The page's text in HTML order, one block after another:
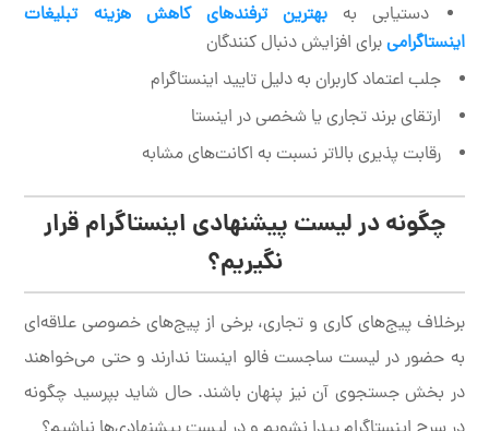
دستیابی به بهترین ترفندهای کاهش هزینه تبلیغات
اینستاگرامیبرای افزایش دنبال کنندگان
جلب اعتماد کاربران به دلیل تایید اینستاگرام
ارتقای برند تجاری یا شخصی در اینستا
رقابت پذیری بالاتر نسبت به اکانت‌های مشابه
چگونه در لیست پیشنهادی اینستاگرام قرار
نگیریم؟
برخلاف پیج‌های کاری و تجاری، برخی از پیج‌های خصوصی علاقه‌ای
به حضور در لیست ساجست فالو اینستا ندارند و حتی می‌خواهند
در بخش جستجوی آن نیز پنهان باشند. حال شاید بپرسید چگونه